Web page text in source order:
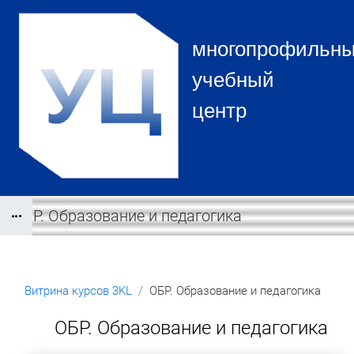
учебный
центр
ОБР. Образование и педагогика
Витрина курсов 3KL ОБР. Образование и педагогика
Блоки
ОБР. Образование и педагогика